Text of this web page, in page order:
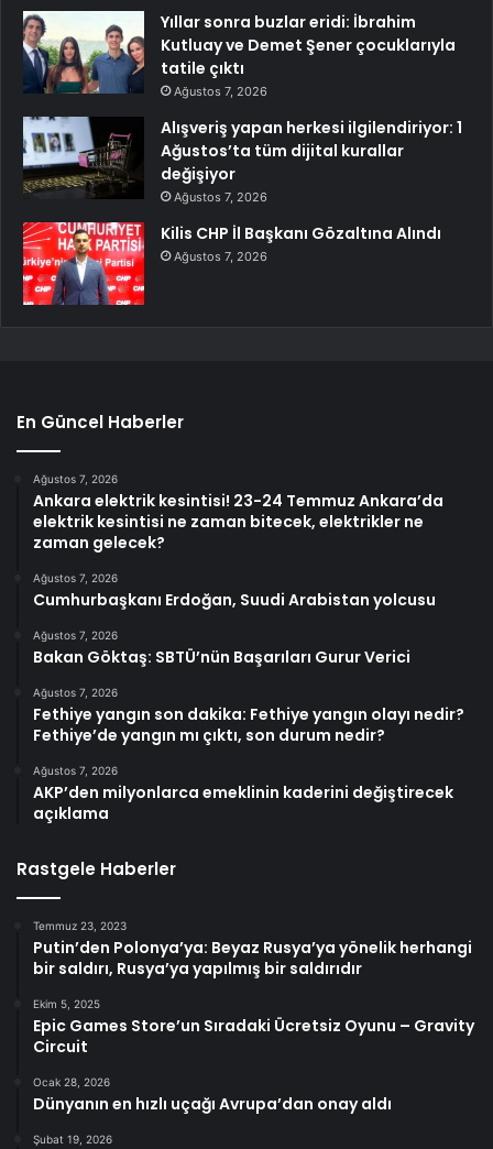
Yıllar sonra buzlar eridi: İbrahim
Kutluay ve Demet Şener çocuklarıyla
tatile çıktı
Ağustos 7, 2026
Alışveriş yapan herkesi ilgilendiriyor: 1
Ağustos’ta tüm dijital kurallar
değişiyor
Ağustos 7, 2026
Kilis CHP İl Başkanı Gözaltına Alındı
Ağustos 7, 2026
En Güncel Haberler
Ağustos 7, 2026
Ankara elektrik kesintisi! 23-24 Temmuz Ankara’da
elektrik kesintisi ne zaman bitecek, elektrikler ne
zaman gelecek?
Ağustos 7, 2026
Cumhurbaşkanı Erdoğan, Suudi Arabistan yolcusu
Ağustos 7, 2026
Bakan Göktaş: SBTÜ’nün Başarıları Gurur Verici
Ağustos 7, 2026
Fethiye yangın son dakika: Fethiye yangın olayı nedir?
Fethiye’de yangın mı çıktı, son durum nedir?
Ağustos 7, 2026
AKP’den milyonlarca emeklinin kaderini değiştirecek
açıklama
Rastgele Haberler
Temmuz 23, 2023
Putin’den Polonya’ya: Beyaz Rusya’ya yönelik herhangi
bir saldırı, Rusya’ya yapılmış bir saldırıdır
Ekim 5, 2025
Epic Games Store’un Sıradaki Ücretsiz Oyunu – Gravity
Circuit
Ocak 28, 2026
Dünyanın en hızlı uçağı Avrupa’dan onay aldı
Şubat 19, 2026